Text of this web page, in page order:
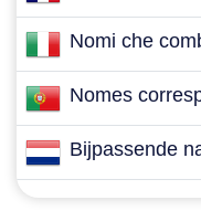
Nomi che
Nomes
Bijpassende